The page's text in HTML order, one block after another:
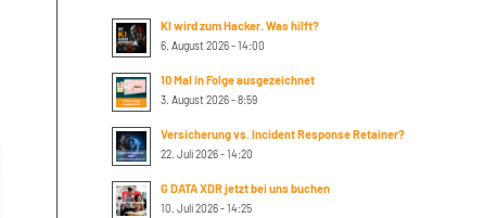
KI wird zum Hacker. Was hilft?
6. August 2026 - 14:00
10 Mal in Folge ausgezeichnet
3. August 2026 - 8:59
Versicherung vs. Incident Response Retainer?
22. Juli 2026 - 14:20
G DATA XDR jetzt bei uns buchen
10. Juli 2026 - 14:25